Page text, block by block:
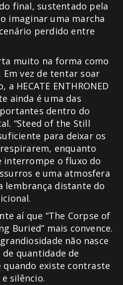
final, sustentado pela
imaginar uma marcha
perdido entre
muito na forma como
vez de tentar soar
HECATE ENTHRONED
ainda é uma das
dentro do
“Steed of the Still
para deixar os
enquanto
interrompe o fluxo do
e uma atmosfera
lembrança distante do
aí que “The Corpse of
Buried” mais convence.
não nasce
quantidade de
quando existe contraste
silêncio.